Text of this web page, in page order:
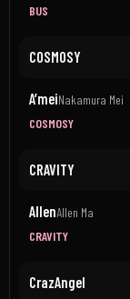
BUS
COSMOSY
A’meiNakamura Mei
COSMOSY
CRAVITY
AllenAllen Ma
CRAVITY
CrazAngel